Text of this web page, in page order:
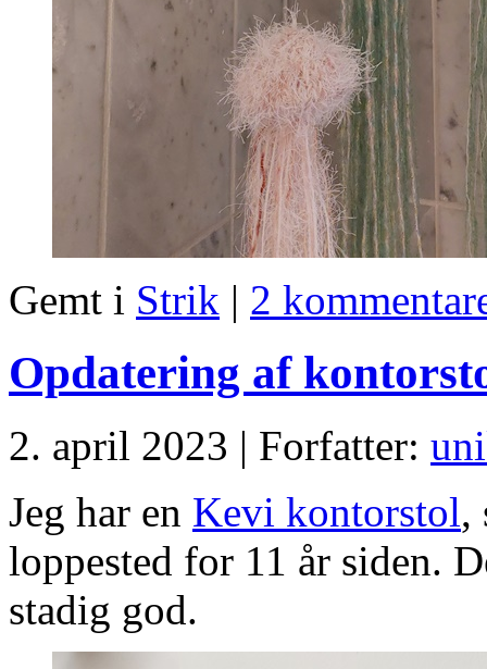
Gemt i Strik | 2
Opdatering af
2. april 2023 | Forfatter:
Jeg har en Kevi kontorstol,
loppested for 11 år siden.
stadig god.